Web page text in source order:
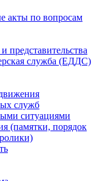
акты по вопросам
представительства
служба (ЕДДС)
служб
ситуациями
(памятки, порядок